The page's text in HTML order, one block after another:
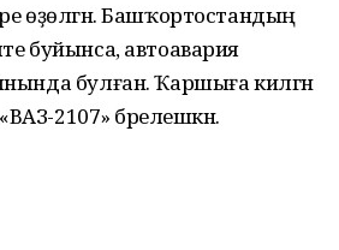
өҙөлгән. Башҡортостандың
буйынса, автоавария
булған. Ҡаршыға килгән
2107» бәрелешкән.